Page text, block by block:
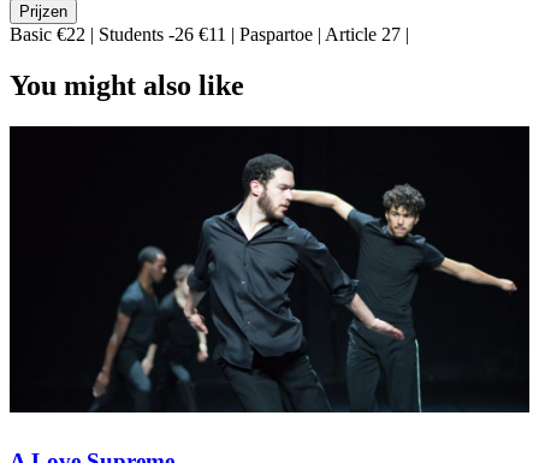
Prijzen
Basic €22 | Students -26 €11 | Paspartoe | Article 27 |
You might also like